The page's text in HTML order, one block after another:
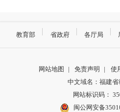
教育部 省政府 各厅局
网站地图 | 免责声明 | 使
中文域名：福建省
网站标识码：
闽公网安备